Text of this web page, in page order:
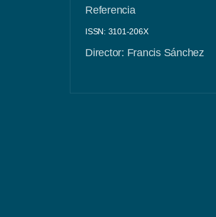
Referencia
ISSN: 3101-206X
Director: Francis Sánchez